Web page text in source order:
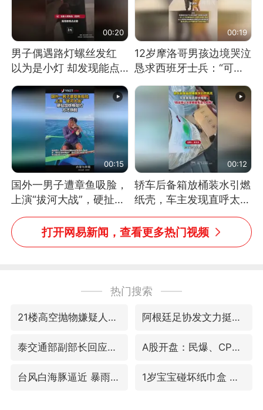
00:20
男子偶遇路灯螺丝发红
以为是小灯 却发现能点
燃香烟 当事人：已报警
处理
00:19
12岁摩洛哥男孩边境哭泣
恳求西班牙士兵：“可不
可以不要把我遣返回国”
00:15
国外一男子遭章鱼吸脸，
上演“拔河大战”，硬扯加
铁棒敲打方才挣脱
00:12
轿车后备箱放桶装水引燃
纸壳，车主发现直呼太危
险，“拍出来让大家都避
免这个危险”
打开网易新闻，查看更多热门视频
热门搜索
21楼高空抛物嫌疑人被拘留 阿根廷足协发文力挺因凡蒂诺
泰交通部副部长回应中国人遭歧视手势 A股开盘：民爆、CPO等概念走强
台风白海豚逼近 暴雨大暴雨来袭 1岁宝宝碰坏纸巾盒 宝妈被索赔924元